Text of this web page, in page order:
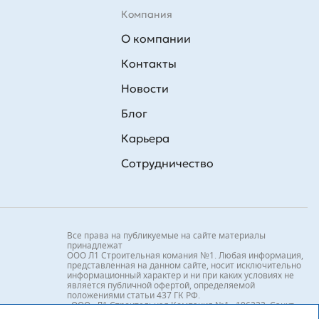
Компания
О компании
Контакты
Новости
Блог
Карьера
Сотрудничество
Все права на публикуемые на сайте материалы
принадлежат
ООО Л1 Строительная комания №1. Любая информация,
представленная на данном сайте, носит исключительно
информационный характер и ни при каких условиях не
является публичной офертой, определяемой
положениями статьи 437 ГК РФ.
«ООО «Л1 Строительная Компания №1» 196233, Санкт-